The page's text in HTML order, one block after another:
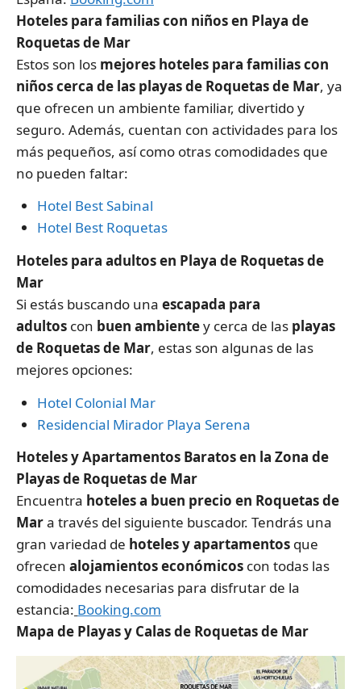
Hoteles para familias con niños en Playa de
Roquetas de Mar
Estos son los mejores hoteles para familias con
niños cerca de las playas de Roquetas de Mar, ya
que ofrecen un ambiente familiar, divertido y
seguro. Además, cuentan con actividades para los
más pequeños, así como otras comodidades que
no pueden faltar:
Hotel Best Sabinal
Hotel Best Roquetas
Hoteles para adultos en Playa de Roquetas de
Mar
Si estás buscando una escapada para
adultos con buen ambientey cerca de las playas
de Roquetas de Mar, estas son algunas de las
mejores opciones:
Hotel Colonial Mar
Residencial Mirador Playa Serena
Hoteles y Apartamentos Baratos en la Zona de
Playas de Roquetas de Mar
Encuentra hoteles a buen precio en Roquetas de
Mara través del siguiente buscador. Tendrás una
gran variedad de hoteles y apartamentos que
ofrecen alojamientos económicos con todas las
comodidades necesarias para disfrutar de la
estancia: Booking.com
Mapa de Playas y Calas de Roquetas de Mar